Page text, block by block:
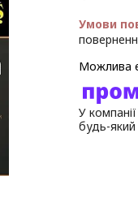
У
будь-